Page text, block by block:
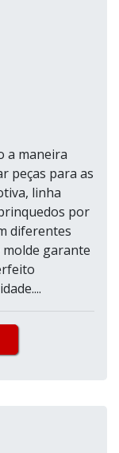
a maneira
peças para as
linha
por
diferentes
garante